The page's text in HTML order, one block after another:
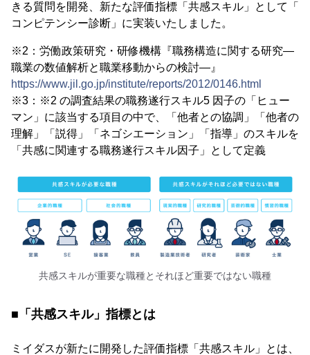
きる質問を開発、新たな評価指標「共感スキル」として「
コンピテンシー診断」に実装いたしました。
※2：労働政策研究・研修機構『職務構造に関する研究―
職業の数値解析と職業移動からの検討―』
https://www.jil.go.jp/institute/reports/2012/0146.html
※3：※2 の調査結果の職務遂⾏スキル5 因⼦の「ヒュー
マン」に該当する項⽬の中で、「他者との協調」「他者の
理解」「説得」「ネゴシエーション」「指導」のスキルを
「共感に関連する職務遂⾏スキル因⼦」として定義
共感スキルが重要な職種とそれほど重要ではない職種
■「共感スキル」指標とは
ミイダスが新たに開発した評価指標「共感スキル」とは、